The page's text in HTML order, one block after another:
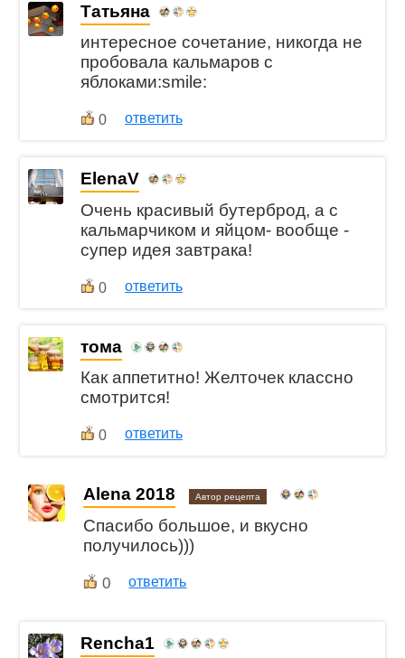
Татьяна
интересное сочетание, никогда не
пробовала кальмаров с
яблоками:smile:
0 ответить
ElenaV
Очень красивый бутерброд, а с
кальмарчиком и яйцом- вообще -
супер идея завтрака!
0 ответить
тома
Как аппетитно! Желточек классно
смотрится!
0 ответить
Alena 2018 Автор рецепта
Спасибо большое, и вкусно
получилось)))
0 ответить
Rencha1